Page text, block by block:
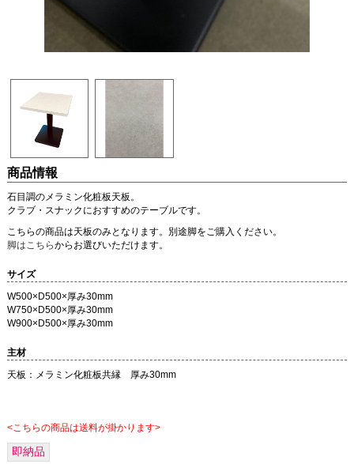
商品情報
石目調のメラミン化粧板天板。
クラブ・スナックにおすすめのテーブルです。
こちらの商品は天板のみとなります。別途脚をご購入ください。
脚はこちらからお選びいただけます。
サイズ
W500×D500×厚み30mm
W750×D500×厚み30mm
W900×D500×厚み30mm
主材
天板：メラミン化粧板共縁 厚み30mm
<こちらの商品は送料が掛かります>
即納品